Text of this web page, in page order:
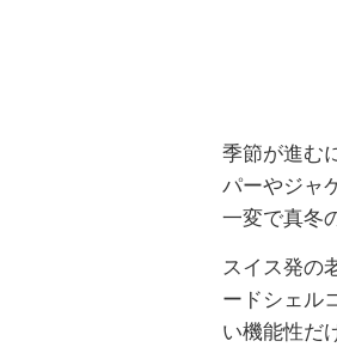
季節が進む
パーやジャ
一変で真冬
スイス発の
ードシェル
い機能性だ